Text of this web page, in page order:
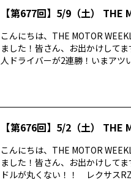
【第677回】5/9（土） THE
こんにちは、THE MOTOR
ました！皆さん、お出かけして
人ドライバーが2連勝！いまアツ
【第676回】5/2（土） THE
こんにちは、THE MOTOR
ました！皆さん、お出かけして
ドルが丸くない！！ レクサス